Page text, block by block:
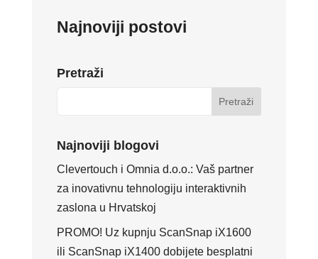
Najnoviji postovi
Pretraži
Najnoviji blogovi
Clevertouch i Omnia d.o.o.: Vaš partner
za inovativnu tehnologiju interaktivnih
zaslona u Hrvatskoj
PROMO! Uz kupnju ScanSnap iX1600
ili ScanSnap iX1400 dobijete besplatni